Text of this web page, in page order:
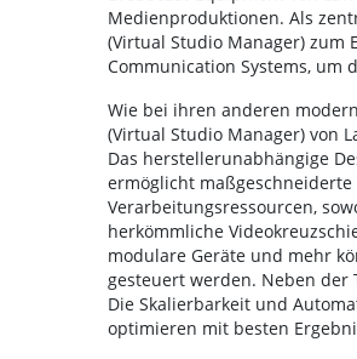
Medienproduktionen. Als
(Virtual Studio Manager) zum
Communication Systems,
Wie bei ihren anderen
(Virtual Studio Manager) von
Das herstellerunabhängige
ermöglicht
Verarbeitungsressourcen,
herkömmliche
modulare Geräte und mehr
gesteuert werden. Neben
Die Skalierbarkeit und
optimieren mit besten